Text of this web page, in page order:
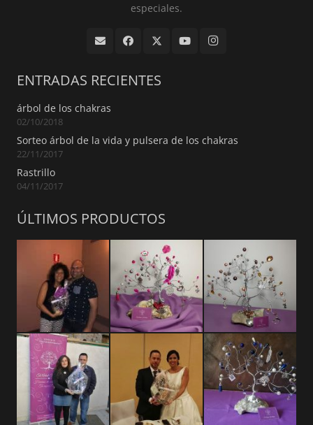
especiales.
ENTRADAS RECIENTES
árbol de los chakras
02/10/2018
Sorteo árbol de la vida y pulsera de los chakras
22/11/2017
Rastrillo
04/11/2017
ÚLTIMOS PRODUCTOS